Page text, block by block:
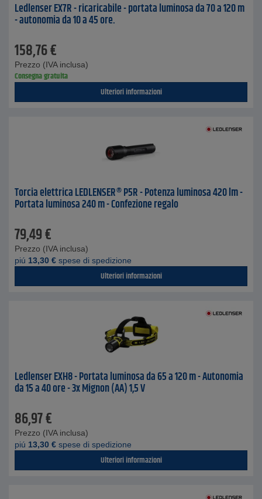
Ledlenser EX7R - ricaricabile - portata luminosa da 70 a 120 m
- autonomia da 10 a 45 ore.
158,76€
Prezzo (IVA inclusa)
Consegna gratuita
Ulteriori informazioni
Torcia elettrica LEDLENSER® P5R - Potenza luminosa 420 lm -
Portata luminosa 240 m - Confezione regalo
79,49€
Prezzo (IVA inclusa)
piú 13,30 € spese di spedizione
Ulteriori informazioni
Ledlenser EXH8 - Portata luminosa da 65 a 120 m - Autonomia
da 15 a 40 ore - 3x Mignon (AA) 1,5 V
86,97€
Prezzo (IVA inclusa)
piú 13,30 € spese di spedizione
Ulteriori informazioni